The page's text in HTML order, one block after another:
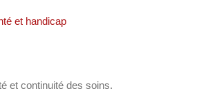
et handicap
et continuité des soins.